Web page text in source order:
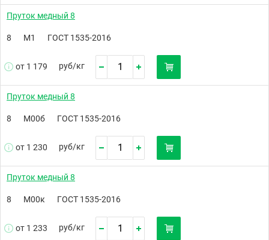
Пруток медный 8
8 М1 ГОСТ 1535-2016
от 1 179 руб/кг
Пруток медный 8
8 М00б ГОСТ 1535-2016
от 1 230 руб/кг
Пруток медный 8
8 М00к ГОСТ 1535-2016
от 1 233 руб/кг